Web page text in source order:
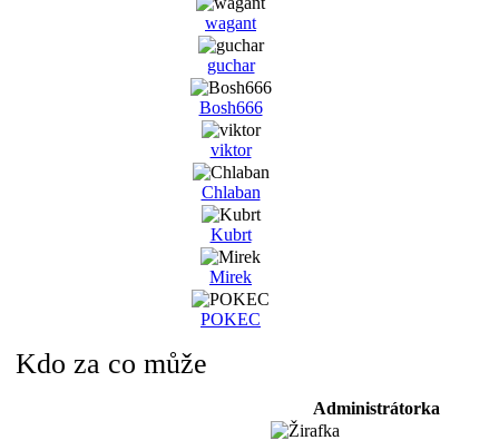
wagant
guchar
Bosh666
viktor
Chlaban
Kubrt
Mirek
POKEC
Kdo za co může
Administrátorka